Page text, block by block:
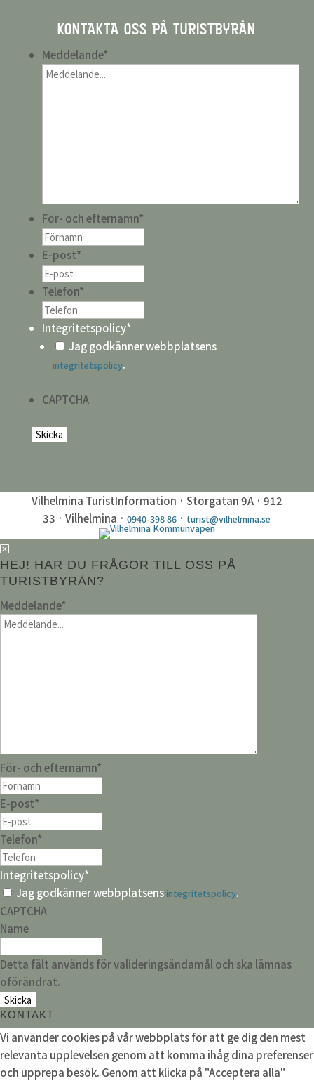
KONTAKTA OSS PÅ TURISTBYRÅN
Meddelande*
För- och efternamn*
E-post*
Telefon*
Integritetspolicy*
Jag godkänner webbplatsens
integritetspolicy.
CAPTCHA
Vilhelmina TuristInformation · Storgatan 9A · 912
33 · Vilhelmina ·0940-398 86 · turist@vilhelmina.se
HEJ! HAR DU FRÅGOR TILL OSS PÅ
TURISTBYRÅN?
Meddelande*
För- och efternamn*
E-post*
Telefon*
Integritetspolicy*
Jag godkänner webbplatsensintegritetspolicy.
CAPTCHA
Name
Detta fält används för valideringsändamål och ska lämnas
oförändrat.
KONTAKT
Vi använder cookies på vår webbplats för att ge dig den mest
relevanta upplevelsen genom att komma ihåg dina preferenser
och upprepa besök. Genom att klicka på "Acceptera alla"